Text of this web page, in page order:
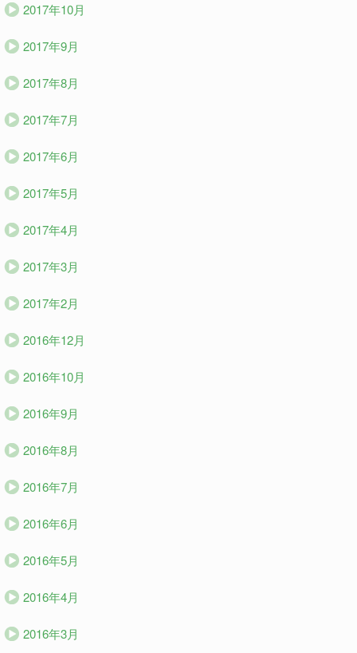
2017年10月
2017年9月
2017年8月
2017年7月
2017年6月
2017年5月
2017年4月
2017年3月
2017年2月
2016年12月
2016年10月
2016年9月
2016年8月
2016年7月
2016年6月
2016年5月
2016年4月
2016年3月